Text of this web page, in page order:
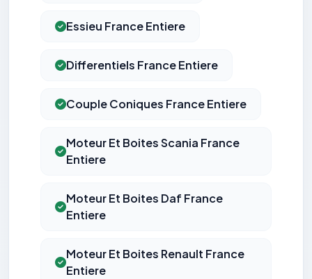
Essieu France Entiere
Differentiels France Entiere
Couple Coniques France Entiere
Moteur Et Boites Scania France
Entiere
Moteur Et Boites Daf France
Entiere
Moteur Et Boites Renault France
Entiere